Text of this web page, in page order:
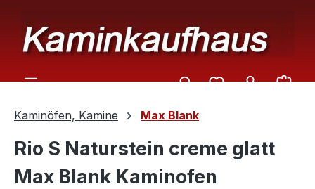
Kaminöfen, Kamine Max Blank
Rio S Naturstein creme glatt
Max Blank Kaminofen